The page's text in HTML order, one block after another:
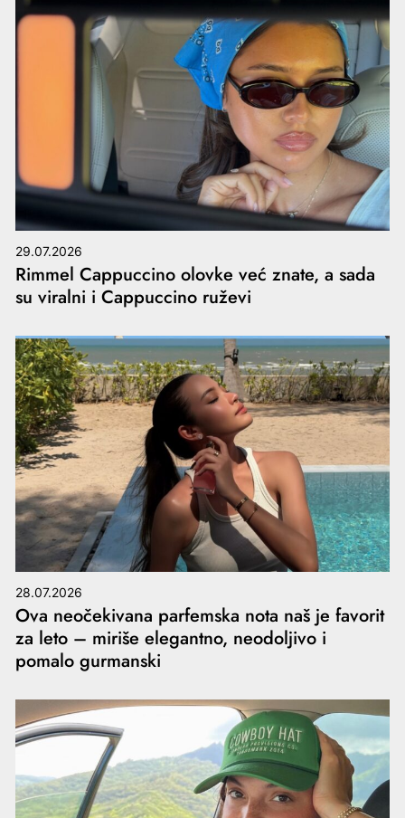
29.07.2026
Rimmel Cappuccino olovke već znate, a sada
su viralni i Cappuccino ruževi
28.07.2026
Ova neočekivana parfemska nota naš je favorit
za leto – miriše elegantno, neodoljivo i
pomalo gurmanski